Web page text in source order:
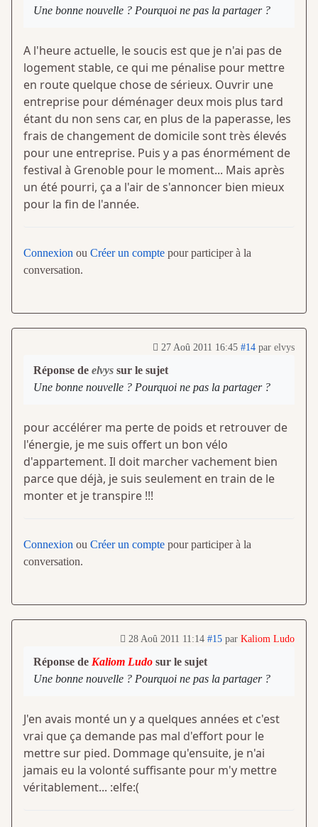
Une bonne nouvelle ? Pourquoi ne pas la partager ?
A l'heure actuelle, le soucis est que je n'ai pas de
logement stable, ce qui me pénalise pour mettre
en route quelque chose de sérieux. Ouvrir une
entreprise pour déménager deux mois plus tard
étant du non sens car, en plus de la paperasse, les
frais de changement de domicile sont très élevés
pour une entreprise. Puis y a pas énormément de
festival à Grenoble pour le moment... Mais après
un été pourri, ça a l'air de s'annoncer bien mieux
pour la fin de l'année.
Connexion ou Créer un compte pour participer à la
conversation.
27 Aoû 2011 16:45 #14 par elvys
Réponse de elvys sur le sujet
Une bonne nouvelle ? Pourquoi ne pas la partager ?
pour accélérer ma perte de poids et retrouver de
l'énergie, je me suis offert un bon vélo
d'appartement. Il doit marcher vachement bien
parce que déjà, je suis seulement en train de le
monter et je transpire !!!
Connexion ou Créer un compte pour participer à la
conversation.
28 Aoû 2011 11:14 #15 par Kaliom Ludo
Réponse de Kaliom Ludo sur le sujet
Une bonne nouvelle ? Pourquoi ne pas la partager ?
J'en avais monté un y a quelques années et c'est
vrai que ça demande pas mal d'effort pour le
mettre sur pied. Dommage qu'ensuite, je n'ai
jamais eu la volonté suffisante pour m'y mettre
véritablement... :elfe:(